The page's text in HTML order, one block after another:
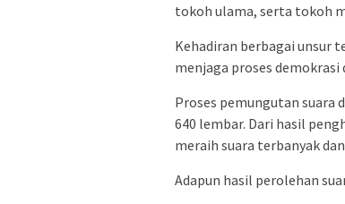
tokoh ulama, serta tokoh
Kehadiran berbagai unsur
menjaga proses
Proses pemungutan suara
640 lembar. Dari hasil
meraih suara terbanyak
Adapun hasil perolehan